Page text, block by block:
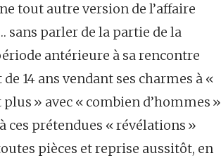
tout autre version de l’affaire
sans parler de la partie de la
antérieure à sa rencontre
14 ans vendant ses charmes à «
» avec « combien d’hommes »
ces prétendues « révélations »
pièces et reprise aussitôt, en